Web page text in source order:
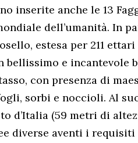
inserite anche le 13
dell’umanità. In
estesa per 211
bellissimo e incantevole
con presenza di
sorbi e noccioli. Al
d’Italia (59 metri di
diverse aventi i